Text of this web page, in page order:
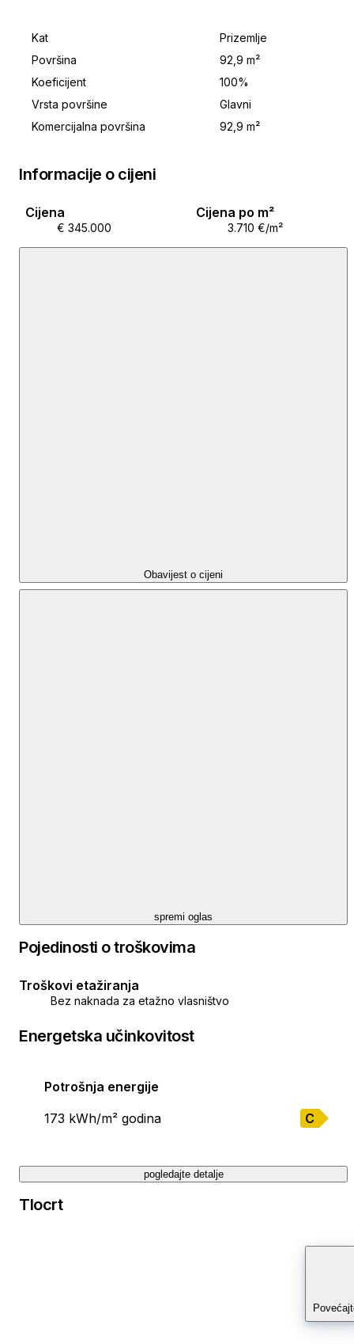
Kat
Prizemlje
Površina
92,9 m²
Koeficijent
100%
Vrsta površine
Glavni
Komercijalna površina
92,9 m²
Informacije o cijeni
Cijena
€ 345.000
Cijena po m²
3.710 €/m²
Obavijest o cijeni
spremi oglas
Pojedinosti o troškovima
Troškovi etažiranja
Bez naknada za etažno vlasništvo
Energetska učinkovitost
Potrošnja energije
173 kWh/m² godina
C
pogledajte detalje
Tlocrt